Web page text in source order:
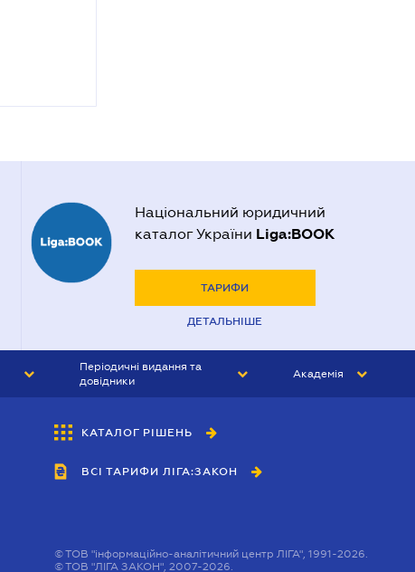
Національний юридичний
каталог України Liga:BOOK
ТАРИФИ
ДЕТАЛЬНІШЕ
Періодичні видання та
довідники
БУХГАЛТЕР&ЗАКОН
ВІСНИК МСФЗ
Академія
КАТАЛОГ РІШЕНЬ
ВСІ ТАРИФИ ЛІГА:ЗАКОН
©ТОВ "інформаційно-аналітичний центр ЛІГА", 1991-2026.
©ТОВ "ЛІГА ЗАКОН", 2007-2026.